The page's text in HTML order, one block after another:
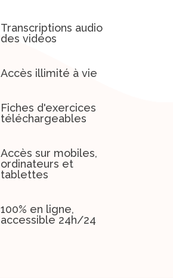
Transcriptions audio
des vidéos
Accès illimité à vie
Fiches d'exercices
téléchargeables
Accès sur mobiles,
ordinateurs et
tablettes
100% en ligne,
accessible 24h/24